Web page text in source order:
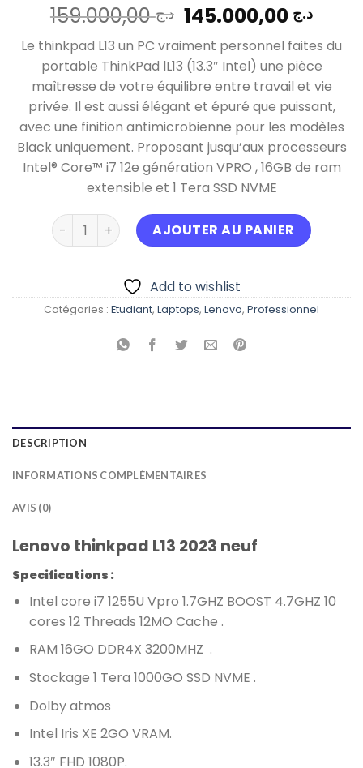
د.ج159.000,00 Le
initial
était :
د.ج 159.000,00.
د.جLe
prix
est :
Le thinkpad L13 un PC vraiment personnel faites du
portable ThinkPad lL13 (13.3″ Intel) une pièce
maîtresse de votre équilibre entre travail et vie
privée. Il est aussi élégant et épuré que puissant,
avec une finition antimicrobienne pour les modèles
Black uniquement. Proposant jusqu’aux processeurs
Intel® Core™ i7 12e génération VPRO , 16GB de ram
extensible et 1 Tera SSD NVME
quantité de Lenovo thinkpad L13 2023 neuf
AJOUTER AU PANIER
Add to wishlist
Catégories : Etudiant, Laptops, Lenovo, Professionnel
DESCRIPTION
INFORMATIONS COMPLÉMENTAIRES
AVIS (0)
Lenovo thinkpad L13 2023 neuf
Specifications :
Intel core i7 1255U Vpro 1.7GHZ BOOST 4.7GHZ 10
cores 12 Threads 12MO Cache .
RAM 16GO DDR4X 3200MHZ .
Stockage 1 Tera 1000GO SSD NVME .
Dolby atmos
Intel Iris XE 2GO VRAM.
13.3″ FHD 1080P.